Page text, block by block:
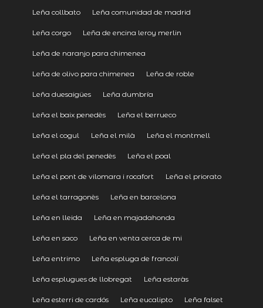
Leña collbato Leña comunidad de madrid
Leña corgo Leña de encina leroy merlin
Leña de naranjo para chimenea
Leña de olivo para chimenea Leña de roble
Leña duesaigües Leña dumbría
Leña el baix penedès Leña el berrueco
Leña el cogul Leña el milà Leña el montmell
Leña el pla del penedès Leña el poal
Leña el pont de vilomara i rocafort Leña el priorato
Leña el tarragonès Leña en barcelona
Leña en lleida Leña en majadahonda
Leña en saco Leña en venta cerca de mi
Leña entrimo Leña espluga de francolí
Leña esplugues de llobregat Leña estaràs
Leña esterri de cardós Leña eucalipto Leña falset